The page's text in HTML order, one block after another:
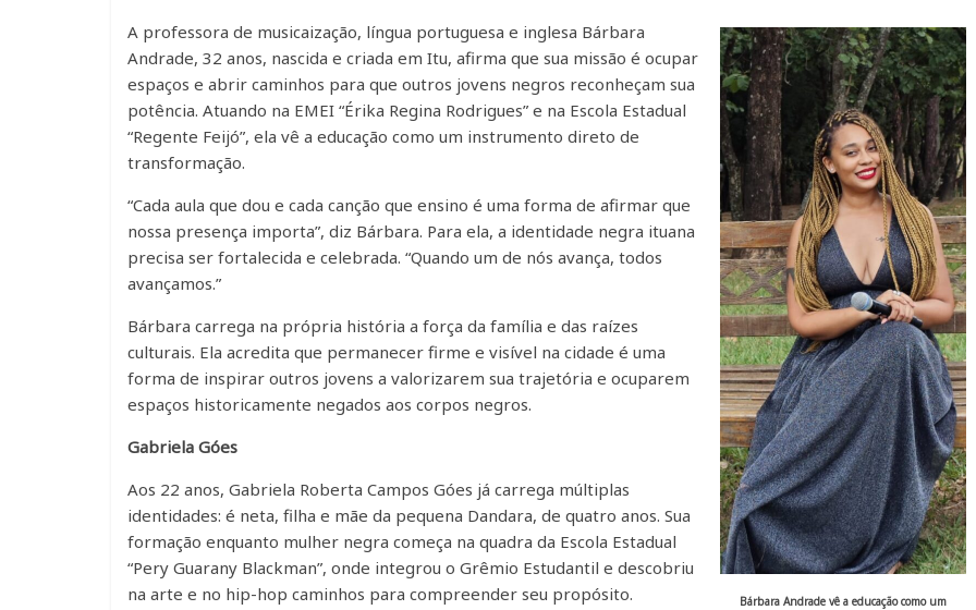
Bárbara Andrade vê a educação como um
A professora de musicaização, língua portuguesa e inglesa Bárbara
Andrade, 32 anos, nascida e criada em Itu, afirma que sua missão é ocupar
espaços e abrir caminhos para que outros jovens negros reconheçam sua
potência. Atuando na EMEI “Érika Regina Rodrigues” e na Escola Estadual
“Regente Feijó”, ela vê a educação como um instrumento direto de
transformação.
“Cada aula que dou e cada canção que ensino é uma forma de afirmar que
nossa presença importa”, diz Bárbara. Para ela, a identidade negra ituana
precisa ser fortalecida e celebrada. “Quando um de nós avança, todos
avançamos.”
Bárbara carrega na própria história a força da família e das raízes
culturais. Ela acredita que permanecer firme e visível na cidade é uma
forma de inspirar outros jovens a valorizarem sua trajetória e ocuparem
espaços historicamente negados aos corpos negros.
Gabriela Góes
Aos 22 anos, Gabriela Roberta Campos Góes já carrega múltiplas
identidades: é neta, filha e mãe da pequena Dandara, de quatro anos. Sua
formação enquanto mulher negra começa na quadra da Escola Estadual
“Pery Guarany Blackman”, onde integrou o Grêmio Estudantil e descobriu
na arte e no hip-hop caminhos para compreender seu propósito.